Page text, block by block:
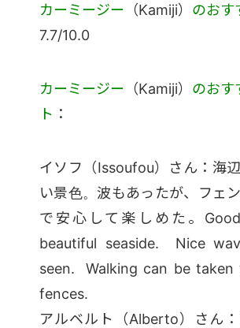
カーミージー （Kamiji） のおす
7.7/10.0
カーミージー （Kamiji） のおす
ト ：
イソフ（Issoufou）さん：海
い景色。波もあったが、フェ
で安心して楽しめた。
beautiful seaside. Nice
seen. Walking can be taken
fences.
アルベルト（Alberto）さん